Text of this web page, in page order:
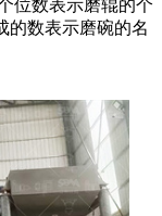
位数表示磨辊的个
的数表示磨碗的名